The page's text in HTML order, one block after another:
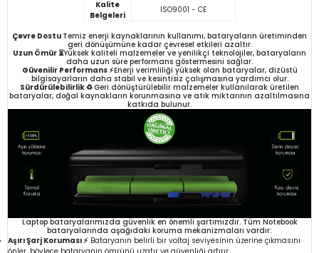
Kalite
Belgeleri
ISO9001 - CE
Çevre Dostu Temiz enerji kaynaklarının kullanımı, bataryaların üretiminden
geri dönüşümüne kadar çevresel etkileri azaltır.
Uzun Ömür ⏳Yüksek kaliteli malzemeler ve yenilikçi teknolojiler, bataryaların
daha uzun süre performans göstermesini sağlar.
Güvenilir Performans ⚡Enerji verimliliği yüksek olan bataryalar, dizüstü
bilgisayarların daha stabil ve kesintisiz çalışmasına yardımcı olur.
Sürdürülebilirlik ♻️Geri dönüştürülebilir malzemeler kullanılarak üretilen
bataryalar, doğal kaynakların korunmasına ve atık miktarının azaltılmasına
katkıda bulunur.
Laptop bataryalarımızda güvenlik en önemli şartımızdır. Tüm Notebook
bataryalarında aşağıdaki koruma mekanizmaları vardır:
Aşırı Şarj Koruması ⚡ Bataryanın belirli bir voltaj seviyesinin üzerine çıkmasını